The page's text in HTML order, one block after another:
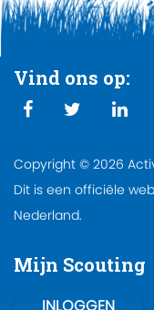
Vind ons op:
Copyright © 2026
Dit is een officiële
Nederland.
Mijn Scouting